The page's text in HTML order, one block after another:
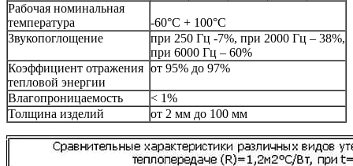
Рабочая номинальная
температура
-60°С + 100°С
Звукопоглощение
при 250 Гц -7%, при 2000 Гц – 38%,
при 6000 Гц – 60%
Коэффициент отражения
тепловой энергии
от 95% до 97%
Влагопроницаемость
< 1%
Толщина изделий
от 2 мм до 100 мм